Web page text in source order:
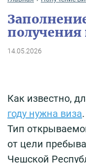
14.05.2026
Как известно,
году нужна виза
Тип
от цели
Чешской